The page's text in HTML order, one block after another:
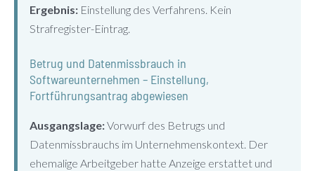
Ergebnis: Einstellung des Verfahrens. Kein
Strafregister-Eintrag.
Betrug und Datenmissbrauch in
Softwareunternehmen – Einstellung,
Fortführungsantrag abgewiesen
Ausgangslage:Vorwurf des Betrugs und
Datenmissbrauchs im Unternehmenskontext. Der
ehemalige Arbeitgeber hatte Anzeige erstattet und